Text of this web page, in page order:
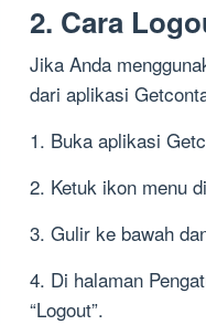
2. Cara
Jika Anda
dari aplikasi
1. Buka aplikasi
2. Ketuk ikon menu
3. Gulir ke bawah
4. Di halaman
“Logout”.